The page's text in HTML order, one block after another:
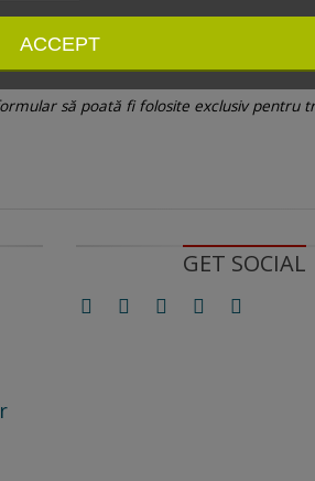
ACCEPT
să dați ”click” pe oricare link
din formularul de contact.
să poată fi folosite exclusiv pentru
GET SOCIAL